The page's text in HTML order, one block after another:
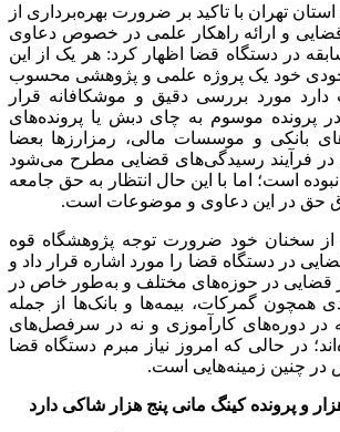
تهران با تاکید بر ضرورت بهره‌برداری از
و ارائه راهکار علمی در خصوص دعاوی
در دستگاه قضا اظهار کرد: هر یک از این
خود یک پروژه علمی و پژوهشی محسوب
مورد بررسی دقیق و موشکافانه قرار
پرونده موسوم به چای دبش یا پرونده‌های
بانکی و موسسات مالی، رمزارزها بعضا
فرآیند رسیدگی‌های قضایی مطرح می‌شود
است؛ اما با این حال انتظار به حق جامعه
حق در این دعاوی و موضوعات است.
سخنان خود ضرورت توجه پژوهشگاه قوه
در دستگاه قضا را مورد اشاره قرار داد و
در حوزه‌های مختلف و به‌طور خاص در
همچون گمرکات، بیمه‌ها و بانک‌ها از جمله
در دوره‌های کارآموزی و نه در سرفصل‌های
در حالی که امروز نیاز مبرم دستگاه قضا
چنین زمینه‌هایی است.